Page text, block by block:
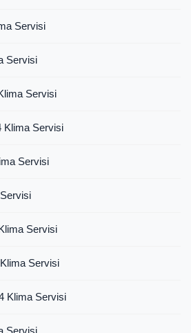
Servisi
Servisi
Servisi
Klima Servisi
Servisi
Servisi
Servisi
Klima Servisi
Servisi